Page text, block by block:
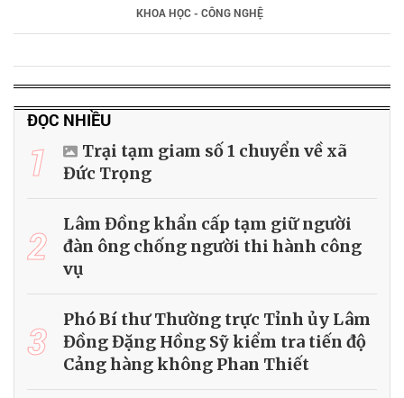
KHOA HỌC - CÔNG NGHỆ
ĐỌC NHIỀU
1
Trại tạm giam số 1 chuyển về xã
Đức Trọng
2
Lâm Đồng khẩn cấp tạm giữ người
đàn ông chống người thi hành công
vụ
3
Phó Bí thư Thường trực Tỉnh ủy Lâm
Đồng Đặng Hồng Sỹ kiểm tra tiến độ
Cảng hàng không Phan Thiết